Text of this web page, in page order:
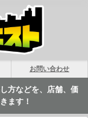
お問い合わせ
方などを、店舗、価
ます！